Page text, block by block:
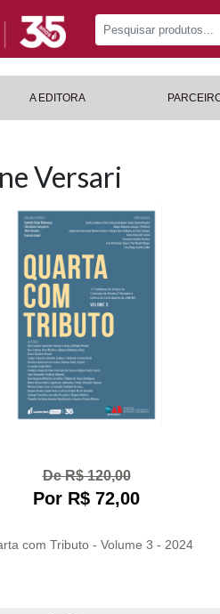
A EDITORA
Versari
De R$ 120,00
Por R$ 72,00
com Tributo - Volume 3 - 2024